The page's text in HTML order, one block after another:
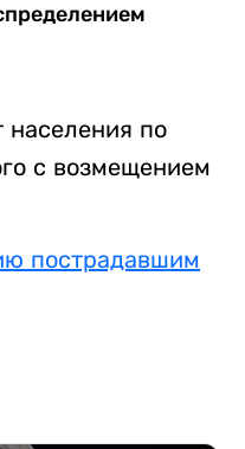
населения по
с возмещением
пострадавшим